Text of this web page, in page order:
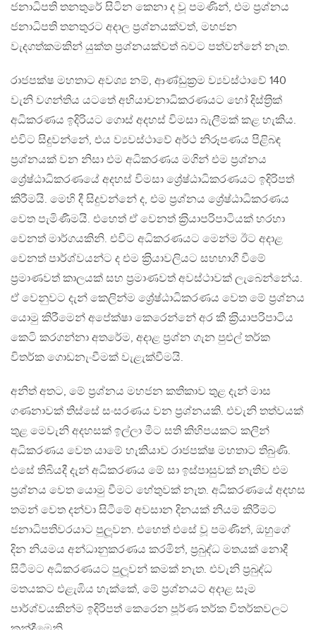
ජනාධිපති තනතුරේ සිටින කෙනා ද වූ පමණින්, එම ප‍්‍රශ්නය
ජනාධිපති තනතුරට අදාල ප‍්‍රශ්නයක්වත්, මහජන
වැදගත්කමකින් යුක්ත ප‍්‍රශ්නයක්වත් බවට පත්වන්නේ නැත.
රාජපක්ෂ මහතාට අවශ්‍ය නම්, ආණ්ඩුක‍්‍රම ව්‍යවස්ථාවේ 140
වැනි වගන්තිය යටතේ අභියාචනාධිකරණයට හෝ දිස්ත‍්‍රික්
අධිකරණය ඉදිරියට ගොස් අදහස් විමසා බැලීමක් කළ හැකිය.
එවිට සිදුවන්නේ, එය ව්‍යවස්ථාවේ අර්ථ නිරූපණය පිළිබඳ
ප‍්‍රශ්නයක් වන නිසා එම අධිකරණය මගින් එම ප‍්‍රශ්නය
ශ්‍රේෂ්ඨාධිකරණයේ අදහස් විමසා ශ්‍රේෂ්ඨාධිකරණයට ඉදිරිපත්
කිරීමයි. මෙහි දී සිදුවන්නේ ද, එම ප‍්‍රශ්නය ශ්‍රේෂ්ඨාධිකරණය
වෙත පැමිණීමයි. එහෙත් ඒ වෙනත් ක‍්‍රියාපරිපාටියක් හරහා
වෙනත් මාර්ගයකිනි. එවිට අධිකරණයට මෙන්ම ඊට අදාළ
වෙනත් පාර්ශ්වයන්ට ද එම ක‍්‍රියාවලියට සහභාගී වීමේ
ප‍්‍රමාණවත් කාලයක් සහ ප‍්‍රමාණවත් අවස්ථාවක් ලැබෙන්නේය.
ඒ වෙනුවට දැන් කෙලින්ම ශ්‍රේෂ්ඨාධිකරණය වෙත මේ ප‍්‍රශ්නය
යොමු කිරීමෙන් අපේක්ෂා කෙරෙන්නේ අර කී ක‍්‍රියාපරිපාටිය
කෙටි කරගන්නා අතරේම, අදාළ ප‍්‍රශ්න ගැන පුළුල් තර්ක
විතර්ක ගොඩනැංවීමක් වැළැක්වීමයි.
අනිත් අතට, මේ ප‍්‍රශ්නය මහජන කතිකාව තුළ දැන් මාස
ගණනාවක් තිස්සේ සංසරණය වන ප‍්‍රශ්නයකි. එවැනි තත්වයක්
තුළ මෙවැනි අදහසක් ඉල්ලා මීට සති කිහිපයකට කලින්
අධිකරණය වෙත යාමේ හැකියාව රාජපක්ෂ මහතාට තිබුණි.
එසේ තිබියදී දැන් අධිකරණය මේ සා ඉස්පාසුවක් නැතිව එම
ප‍්‍රශ්නය වෙත යොමු වීමට හේතුවක් නැත. අධිකරණයේ අදහස
තමන් වෙත දන්වා සිටීමේ අවසාන දිනයක් නියම කිරීමට
ජනාධිපතිවරයාට පුලූවන. එහෙත් එසේ වූ පමණින්, ඔහුගේ
දින නියමය අන්ධානුකරණය කරමින්, ප‍්‍රබුද්ධ මතයක් නොදී
සිටීමට අධිකරණයට පුලූවන් කමක් නැත. එවැනි ප‍්‍රබුද්ධ
මතයකට එළැඹිය හැක්කේ, මේ ප‍්‍රශ්නයට අදාළ සෑම
පාර්ශ්වයකින්ම ඉදිරිපත් කෙරෙන පූර්ණ තර්ක විතර්කවලට